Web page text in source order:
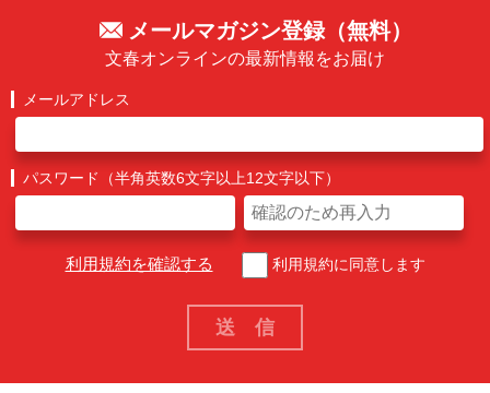
メールマガジン登録（無料）
文春オンラインの最新情報をお届け
メールアドレス
パスワード（半角英数6文字以上12文字以下）
利用規約を確認する 利用規約に同意します